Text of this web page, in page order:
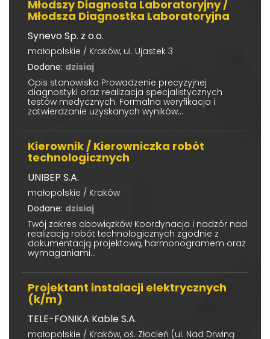
Młodszy Diagnosta Laboratoryjny /
Młodsza Diagnostka Laboratoryjna
Synevo Sp. z o.o.
małopolskie / Kraków, ul. Ujastek 3
Dodane: dzisiaj
Opis stanowiska Prowadzenie precyzyjnej
diagnostyki oraz realizacja specjalistycznych
testów medycznych. Formalna weryfikacja i
zatwierdzanie uzyskanych wyników...
Kierownik / Kierowniczka robót
technologicznych
UNIBEP S.A.
małopolskie / Kraków
Dodane: dzisiaj
Twój zakres obowiązków Koordynacja i nadzór nad
realizacją robót technologicznych zgodnie z
dokumentacją projektową, harmonogramem oraz
wymaganiami...
Projektant instalacji elektrycznych
(k/m)
TELE-FONIKA Kable S.A.
małopolskie / Kraków, oś. Złocień (ul. Nad Drwiną